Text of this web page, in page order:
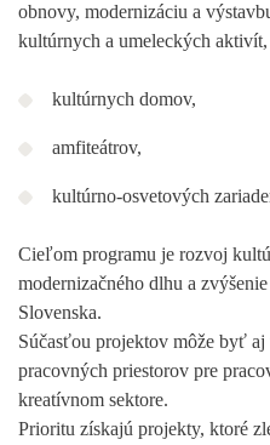
obnovy, modernizáciu a
kultúrnych a umeleckých aktivít,
kultúrnych domov,
amfiteátrov,
kultúrno-osvetových
Cieľom programu je rozvoj
modernizačného dlhu a
Slovenska.
Súčasťou projektov môže byť
pracovných priestorov pre
kreatívnom sektore.
Prioritu získajú projekty, ktoré